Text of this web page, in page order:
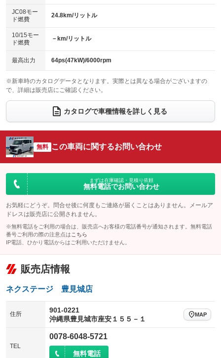
電動格納ミラー
：装備なし
ローダウン
：装備なし
ベンチシート
：装備なし
チップアップシート
：装備なし
電動格納サードシート
：装備なし シートヒーター
：装備あり
ウォークスルー
電動リアゲート フロントカメラ
：装備あり
シートエアコン
：装備なし 全周囲カメラ
：装備あり
サイドカメラ
：装備あり ルーフレール
：装備なし
エアサスペンション ヘッドライトウォッシャー
JC08モー
ド燃費
24.8km/リットル
10/15モー
ド燃費
－km/リットル
最高出力 64ps(47kW)/6000rpm
※新車時のカタログデータとなります。実際とは異なる場合がございますの
で、詳細は販売店にご確認ください。
カタログで車種情報を詳しく見る
無料 この車両に関するお問い合わせ
まずは在庫確認・見積り依頼
無料電話でお問い合わせ
お気軽にどうぞ。問合せ後に何度もご連絡が届くことはありません。メールア
ドレスは販売店に公開されません。
※無料電話をご利用の場合は、販売店へお客様の電話番号が通知されます。無料電話
番号ご利用の際の注意点は こちら
IP電話、ひかり電話からはご利用いただけません。
販売店情報
ネクステージ 豊見城店
住所
901-0221
沖縄県豊見城市座安１５５－１
MAP
TEL
0078-6048-5721
無料電話